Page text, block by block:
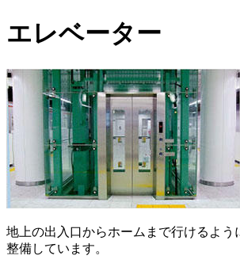
エレベーター
地上の出入口からホームまで行けるよう
整備しています。